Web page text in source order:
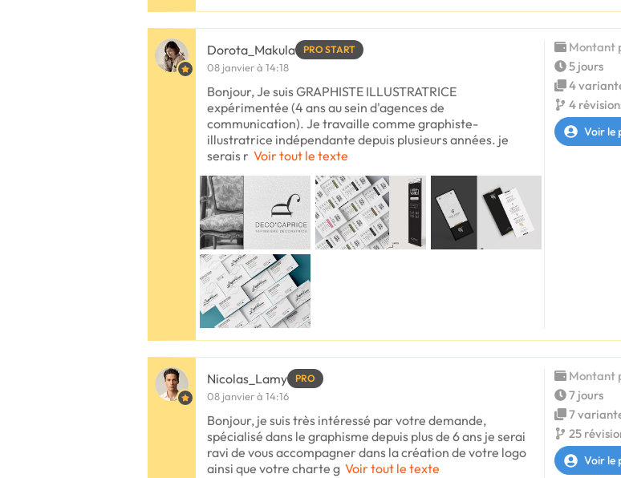
Dorota_Makula PRO START
08 janvier à 14:18
Bonjour, Je suis GRAPHISTE ILLUSTRATRICE
expérimentée (4 ans au sein d'agences de
communication). Je travaille comme graphiste-
illustratrice indépendante depuis plusieurs années. je
serais r Voir tout le texte
Montant
5 jours
4
4
Voir le
Nicolas_Lamy PRO
08 janvier à 14:16
Bonjour, je suis très intéressé par votre demande,
spécialisé dans le graphisme depuis plus de 6 ans je serai
ravi de vous accompagner dans la création de votre logo
ainsi que votre charte g Voir tout le texte
Montant
7 jours
7
25
Voir le